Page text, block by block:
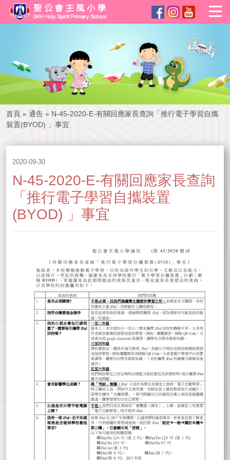
首頁 » 通告 » N-45-2020-E-有關回應家長查詢「推行電子學習自攜
裝置(BYOD) 」事宜
2020-09-30
N-45-2020-E-有關回應家長查詢
「推行電子學習自攜裝置
(BYOD) 」事宜